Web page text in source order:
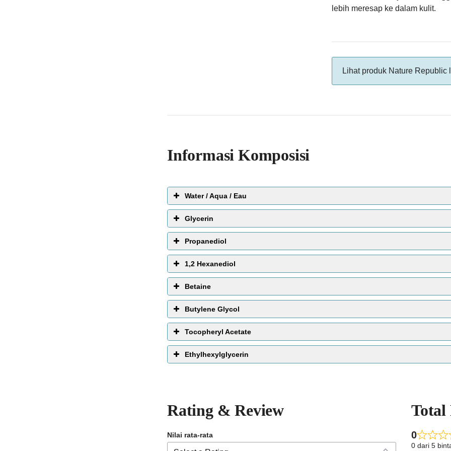
lebih meresap ke dalam kulit.
Lihat produk Nature Republic
Informasi Komposisi
Water / Aqua / Eau
EWG Score:
1
Bahan perawatan kulit yang paling umum
Merupakan pelarut untuk bahan yang tidak
semua ion mineral di dalamnya
Glycerin
Propanediol
1,2 Hexanediol
Betaine
Butylene Glycol
Tocopheryl Acetate
Ethylhexylglycerin
Rating & Review
Nilai rata-rata
Total
0
0 dari 5